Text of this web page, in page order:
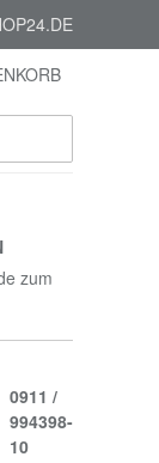
zum
0911 /
994398-
10